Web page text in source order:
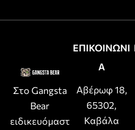
Στο Gangsta
Bear
ειδικευόμαστ
ΕΠΙΚΟΙΝΩΝΙ
Α
Αβέρωφ 18,
65302,
Καβάλα